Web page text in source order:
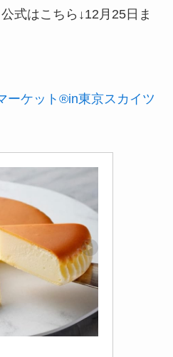
式はこちら↓12月25日ま
ーケット®in東京スカイツ